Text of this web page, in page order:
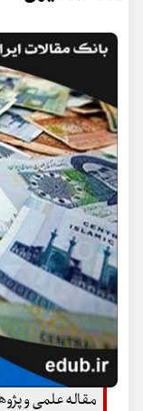
مقاله علمی و